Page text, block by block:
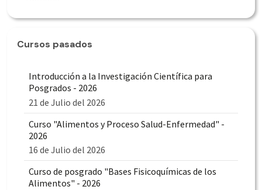
Cursos pasados
Introducción a la Investigación Científica para
Posgrados - 2026
21 de Julio del 2026
Curso "Alimentos y Proceso Salud-Enfermedad" -
2026
16 de Julio del 2026
Curso de posgrado "Bases Fisicoquímicas de los
Alimentos" - 2026